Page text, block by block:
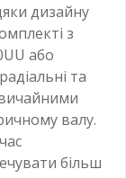
дизайну
з
або
та
валу.
більш